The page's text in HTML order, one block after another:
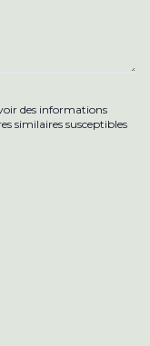
des informations
similaires susceptibles